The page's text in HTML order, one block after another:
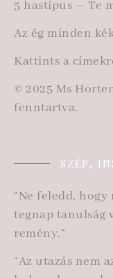
5 hastípus – Te
Az ég minden
Kattints a
© 2025 Ms
fenntartva.
SZÉP,
“Ne feledd,
tegnap tanulság
remény.”
“Az utazás nem